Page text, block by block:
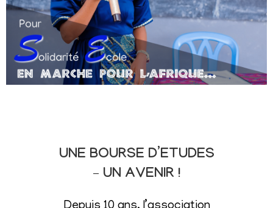
UNE BOURSE D’ETUDES
– UN AVENIR !